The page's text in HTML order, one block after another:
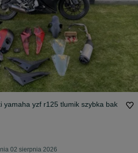
yamaha yzf r125 tlumik szybka bak
02 sierpnia 2026